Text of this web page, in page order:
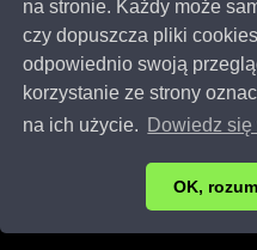
na stronie. Każdy może
czy dopuszcza pliki
odpowiednio swoją
korzystanie ze strony
na ich użycie.
Dowiedz
OK,
Copyright © 2014-2023
Aktualizacja:
Ta strona używa ciasteczek
Informacje na temat firm
umieszczonych w Internecie.